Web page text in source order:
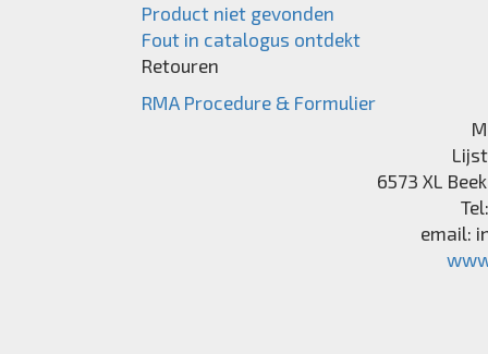
Product niet gevonden
Fout in catalogus ontdekt
Retouren
RMA Procedure & Formulier
6573 XL
email: